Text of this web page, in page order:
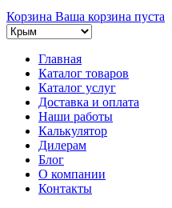
Корзина Ваша корзина пуста
Главная
Каталог товаров
Каталог услуг
Доставка и оплата
Наши работы
Калькулятор
Дилерам
Блог
О компании
Контакты